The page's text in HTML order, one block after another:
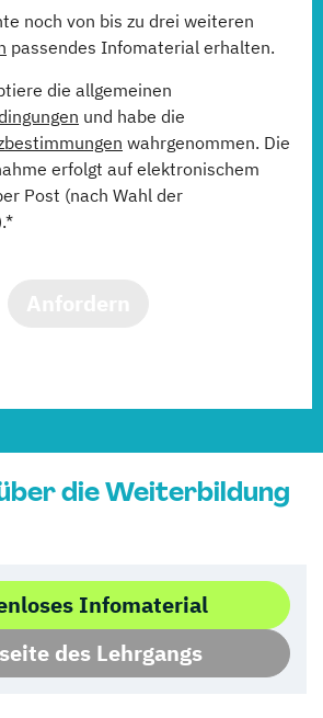
noch von bis zu drei weiteren
passendes Infomaterial erhalten.
die allgemeinen
und habe die
wahrgenommen. Die
erfolgt auf elektronischem
Post (nach Wahl der
die Weiterbildung
Infomaterial
des Lehrgangs